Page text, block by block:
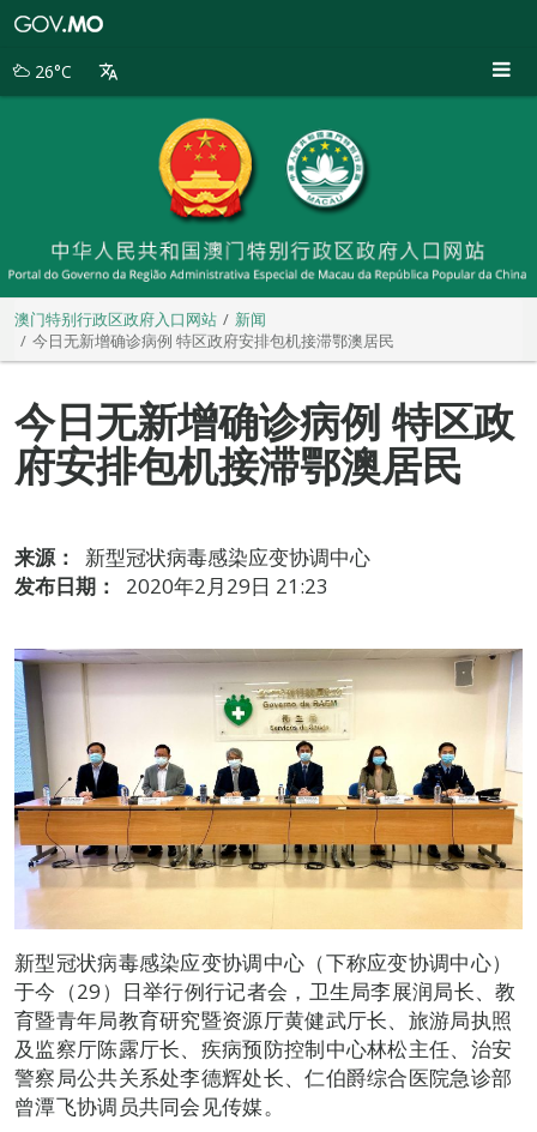
别
26°C
澳门特别行政区政府入口网站
新闻
今日无新增确诊病例 特区政府安排包机接滞鄂澳居民
今日无新增确诊病例 特区政
府安排包机接滞鄂澳居民
来源：
新型冠状病毒感染应变协调中心
发布日期：
2020年2月29日 21:23
新型冠状病毒感染应变协调中心（下称应变协调中心）
于今（29）日举行例行记者会，卫生局李展润局长、教
育暨青年局教育研究暨资源厅黄健武厅长、旅游局执照
及监察厅陈露厅长、疾病预防控制中心林松主任、治安
警察局公共关系处李德辉处长、仁伯爵综合医院急诊部
曾潭飞协调员共同会见传媒。